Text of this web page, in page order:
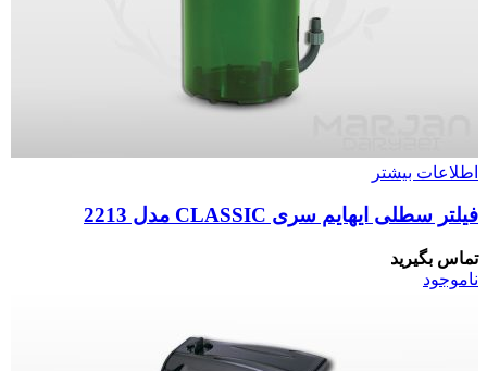
اطلاعات بیشتر
فیلتر سطلی ایهایم سری CLASSIC مدل 2213
تماس بگیرید
ناموجود